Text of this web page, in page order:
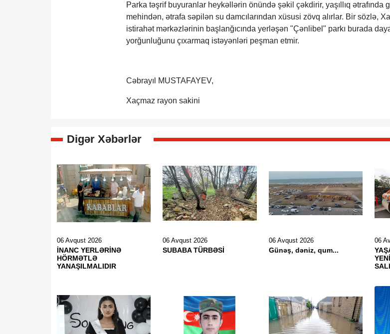
Parka təşrif buyuranlar heykəllərin önündə şəkil çəkdirir, yaşıllıq ətrafında
mehindən, ətrafa səpilən su damcılarından xüsusi zövq alırlar. Bir sözlə,
istirahət mərkəzlərinin başlanğıcında yerləşən "Çənlibel" parkı burada
yorğunluğunu çıxarmaq istəyənləri peşman etmir.
Cəbrayıl MUSTAFAYEV,
Xaçmaz rayon sakini
Digər Xəbərlər
06 Avqust 2026
İNANC YERLƏRİNƏ
HÖRMƏTLƏ
YANAŞILMALIDIR
06 Avqust 2026
SUBABA TÜRBƏSİ
06 Avqust 2026
Günəş, dəniz, qum...
06